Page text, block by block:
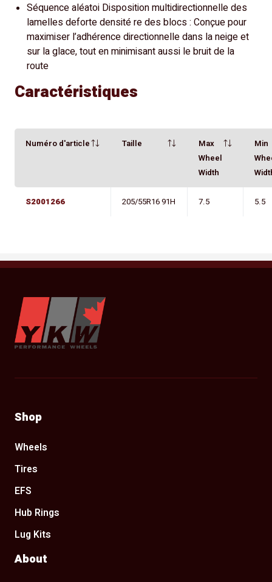
Séquence aléatoi Disposition multidirectionnelle des
lamelles deforte densité re des blocs : Conçue pour
maximiser l’adhérence directionnelle dans la neige et
sur la glace, tout en minimisant aussi le bruit de la
route
Caractéristiques
Numéro d'article Taille
Max
Wheel
Width
Min
S2001266 205/55R16 91H 7.5 5.5
YKW Wheels
Shop
Wheels
Tires
EFS
Hub Rings
Lug Kits
About